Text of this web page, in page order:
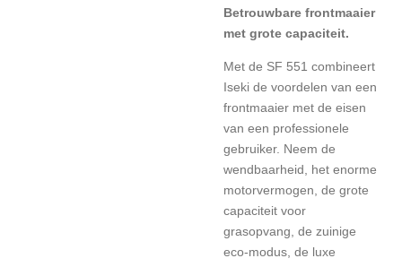
Betrouwbare frontmaaier
met grote capaciteit.
Met de SF 551 combineert
Iseki de voordelen van een
frontmaaier met de eisen
van een professionele
gebruiker. Neem de
wendbaarheid, het enorme
motorvermogen, de grote
capaciteit voor
grasopvang, de zuinige
eco-modus, de luxe